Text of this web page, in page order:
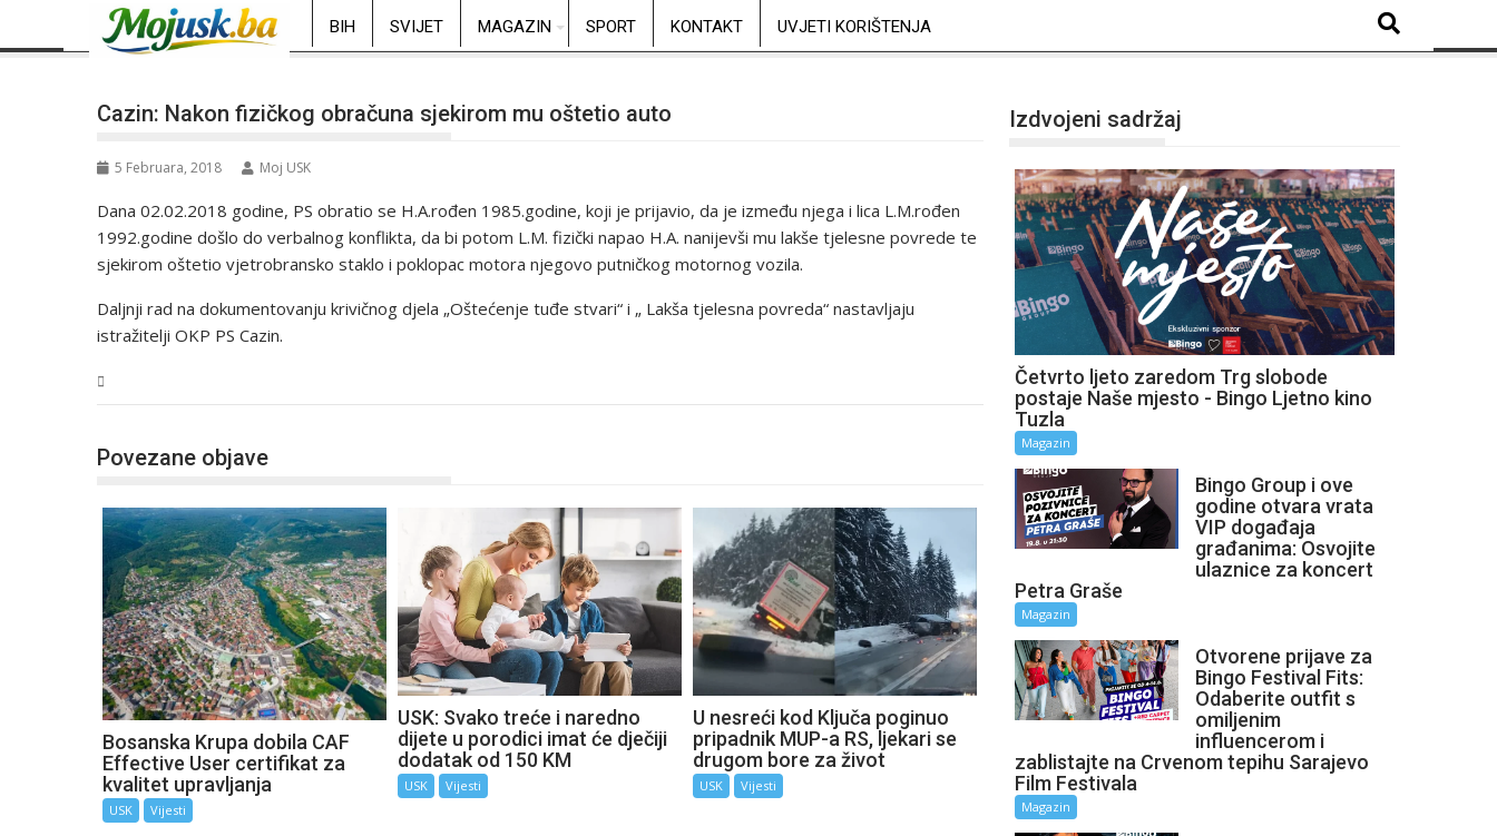
BIH SVIJET MAGAZIN SPORT KONTAKT UVJETI KORIŠTENJA
Cazin: Nakon fizičkog obračuna sjekirom mu oštetio auto
5 Februara, 2018 Moj USK
Dana 02.02.2018 godine, PS obratio se H.A.rođen 1985.godine, koji je prijavio, da je između njega i lica L.M.rođen
1992.godine došlo do verbalnog konflikta, da bi potom L.M. fizički napao H.A. nanijevši mu lakše tjelesne povrede te
sjekirom oštetio vjetrobransko staklo i poklopac motora njegovo putničkog motornog vozila.
Daljnji rad na dokumentovanju krivičnog djela „Oštećenje tuđe stvari“ i „ Lakša tjelesna povreda“ nastavljaju
istražitelji OKP PS Cazin.
Povezane objave
Bosanska Krupa dobila CAF
Effective User certifikat za
kvalitet upravljanja
USK Vijesti
USK: Svako treće i naredno
dijete u porodici imat će dječiji
dodatak od 150 KM
USK Vijesti
U nesreći kod Ključa poginuo
pripadnik MUP-a RS, ljekari se
drugom bore za život
USK Vijesti
Izdvojeni sadržaj
Četvrto ljeto zaredom Trg slobode
postaje Naše mjesto - Bingo Ljetno kino
Tuzla
Magazin
Bingo Group i ove
godine otvara vrata
VIP događaja
građanima: Osvojite
ulaznice za koncert
Petra Graše
Magazin
Otvorene prijave za
Bingo Festival Fits:
Odaberite outfit s
omiljenim
influencerom i
zablistajte na Crvenom tepihu Sarajevo
Film Festivala
Magazin